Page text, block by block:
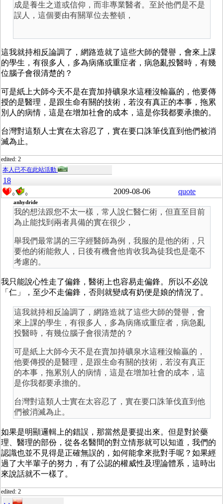
成是養生之道或信仰，而非專業醫者。至於他們是不是
誤人，這個要由有關單位去整頓，
這我就持相反論調了，網路造就了這些大師的聲譽，會來上課
的學生，有很多人，多為病痛或重症者，病急亂投醫時，有幾
位腦子會很清楚的？
可是紙上大師今天不是在賣加持礦泉水這種沒輸贏的，他要傳
授的是醫理，是跟生命有關的技術，若沒有真正的本事，拖累
別人的病情，這是在增加社會的成本，這是你我都要承擔的。
台灣對這類人士實在太容忍了，實在要口誅筆伐直到他們被消
滅為止。
edited: 2
本人已不在此站活動
18
0 0 2009-08-06 quote
anhydride
我的想法跟您不太一樣，常人說仁醫仁術，但直至目前
為止能找到兩者具備的實在很少，
舉我們最常講的三字經醫師為例，我服的是他的術，只
要他的術能救人，日後有機會他肯收我為徒我也是毫不
考慮的。
我只能說心性走了偏鋒，醫術上也容易走偏鋒。所以不必說
「仁」，至少不走偏鋒，否則就變成有奶便是娘的情況了。
這我就持相反論調了，網路造就了這些大師的聲譽，會
來上課的學生，有很多人，多為病痛或重症者，病急亂
投醫時，有幾位腦子會很清楚的？
可是紙上大師今天不是在賣加持礦泉水這種沒輸贏的，
他要傳授的是醫理，是跟生命有關的技術，若沒有真正
的本事，拖累別人的病情，這是在增加社會的成本，這
是你我都要承擔的。
台灣對這類人士實在太容忍了，實在要口誅筆伐直到他
們被消滅為止。
如果是明顯邏輯上的錯誤，那當然是要提出來。但是對於藥
理、醫理的部份，從各名醫間的對立情形就可以知道，我們的
認識也並不見得是正確無誤的，如何能拿來批對手呢？如果經
過了大半輩子的努力，有了公認的權威性及理論體系，這時出
來說話就不一樣了。
edited: 2